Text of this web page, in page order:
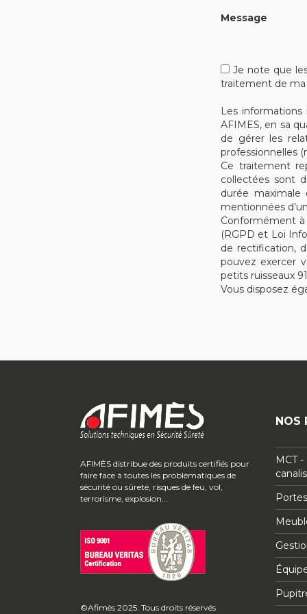
Message
Je note que
traitement de
Les
AFIMES, en sa
de gérer les
professionnelles
Ce traitement
collectées sont
durée
mentionnées
Conformément
(RGPD et Loi
de rectification,
pouvez exercer
petits ruisseaux
Vous disposez
AFIMÈS distribue des produits certifiés pour
faire face à toutes les problématiques de
sécurité ou sûreté, risques de feu, vol,
terrorisme, explosion...
©Afimès 2025. Tous droits réservés
NOS
MCT